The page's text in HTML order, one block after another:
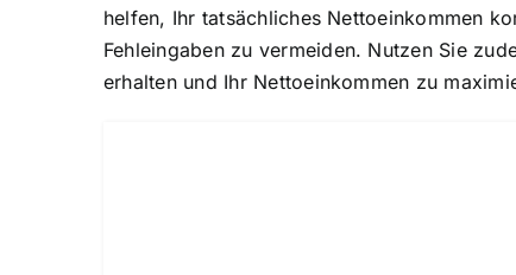
helfen, Ihr tatsächliches Nettoeinkommen
Fehleingaben zu vermeiden. Nutzen Sie
erhalten und Ihr Nettoeinkommen zu